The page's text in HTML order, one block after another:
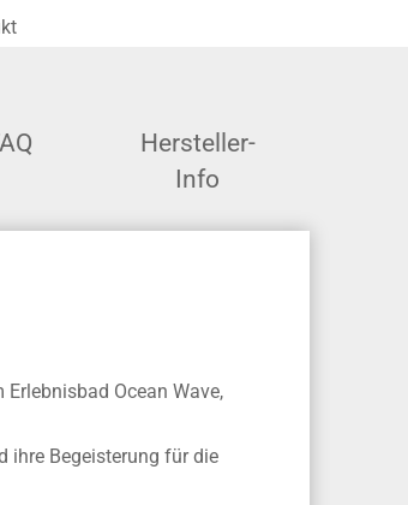
Hersteller-
Info
Ocean Wave,
ihre Begeisterung für die